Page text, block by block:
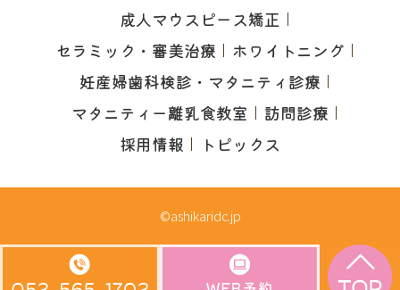
成人マウスピース矯正
セラミック・審美治療
ホワイトニング
妊産婦歯科検診・マタニティ診療
マタニティー離乳食教室
訪問診療
採用情報
トピックス
©ashikaridc.jp